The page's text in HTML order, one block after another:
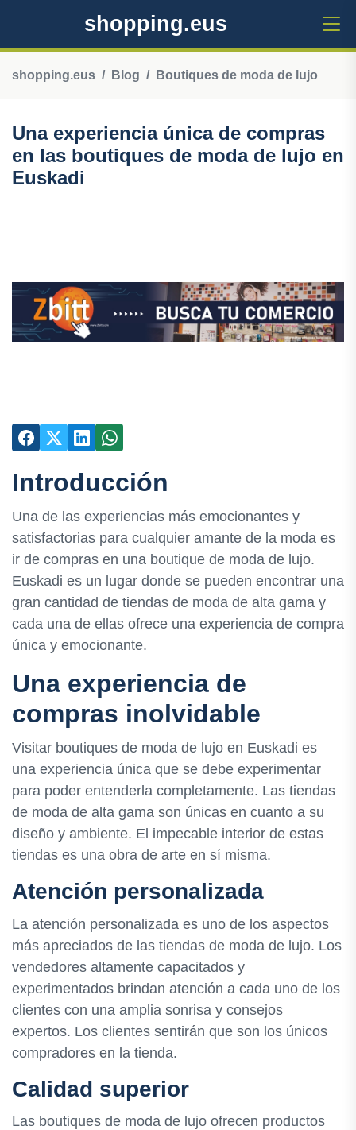
shopping.eus
shopping.eus Blog Boutiques de moda de lujo
Una experiencia única de compras
en las boutiques de moda de lujo en
Euskadi
Introducción
Una de las experiencias más emocionantes y
satisfactorias para cualquier amante de la moda es
ir de compras en una boutique de moda de lujo.
Euskadi es un lugar donde se pueden encontrar una
gran cantidad de tiendas de moda de alta gama y
cada una de ellas ofrece una experiencia de compra
única y emocionante.
Una experiencia de
compras inolvidable
Visitar boutiques de moda de lujo en Euskadi es
una experiencia única que se debe experimentar
para poder entenderla completamente. Las tiendas
de moda de alta gama son únicas en cuanto a su
diseño y ambiente. El impecable interior de estas
tiendas es una obra de arte en sí misma.
Atención personalizada
La atención personalizada es uno de los aspectos
más apreciados de las tiendas de moda de lujo. Los
vendedores altamente capacitados y
experimentados brindan atención a cada uno de los
clientes con una amplia sonrisa y consejos
expertos. Los clientes sentirán que son los únicos
compradores en la tienda.
Calidad superior
Las boutiques de moda de lujo ofrecen productos